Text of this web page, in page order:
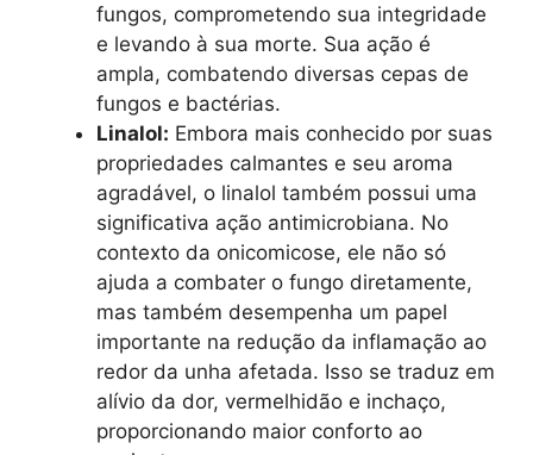
fungos, comprometendo sua integridade
e levando à sua morte. Sua ação é
ampla, combatendo diversas cepas de
fungos e bactérias.
Linalol: Embora mais conhecido por suas
propriedades calmantes e seu aroma
agradável, o linalol também possui uma
significativa ação antimicrobiana. No
contexto da onicomicose, ele não só
ajuda a combater o fungo diretamente,
mas também desempenha um papel
importante na redução da inflamação ao
redor da unha afetada. Isso se traduz em
alívio da dor, vermelhidão e inchaço,
proporcionando maior conforto ao